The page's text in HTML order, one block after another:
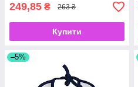
249,85 ₴ 263 ₴
Купити
–5%